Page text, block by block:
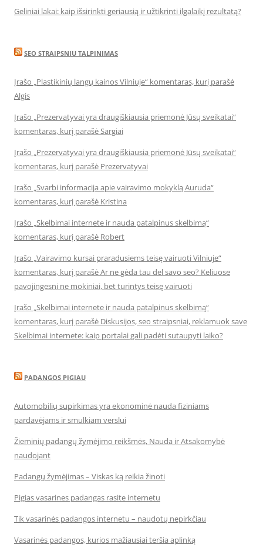
Geliniai lakai: kaip išsirinkti geriausią ir užtikrinti ilgalaikį rezultatą?
SEO STRAIPSNIU TALPINIMAS
Įrašo „Plastikinių langų kainos Vilniuje“ komentaras, kurį parašė
Algis
Įrašo „Prezervatyvai yra draugiškiausia priemonė Jūsų sveikatai“
komentaras, kurį parašė Sargiai
Įrašo „Prezervatyvai yra draugiškiausia priemonė Jūsų sveikatai“
komentaras, kurį parašė Prezervatyvai
Įrašo „Svarbi informacija apie vairavimo mokyklą Auruda“
komentaras, kurį parašė Kristina
Įrašo „Skelbimai internete ir nauda patalpinus skelbimą“
komentaras, kurį parašė Robert
Įrašo „Vairavimo kursai praradusiems teisę vairuoti Vilniuje“
komentaras, kurį parašė Ar ne gėda tau del savo seo? Keliuose
pavojingesni ne mokiniai, bet turintys teisę vairuoti
Įrašo „Skelbimai internete ir nauda patalpinus skelbimą“
komentaras, kurį parašė Diskusijos, seo straipsniai, reklamuok save
Skelbimai internete: kaip portalai gali padėti sutaupyti laiko?
PADANGOS PIGIAU
Automobilių supirkimas yra ekonominė nauda fiziniams
pardavėjams ir smulkiam verslui
Žieminių padangų žymėjimo reikšmės, Nauda ir Atsakomybė
naudojant
Padangų žymėjimas – Viskas ką reikia žinoti
Pigias vasarines padangas rasite internetu
Tik vasarinės padangos internetu – naudotų nepirkčiau
Vasarinės padangos, kurios mažiausiai teršia aplinką